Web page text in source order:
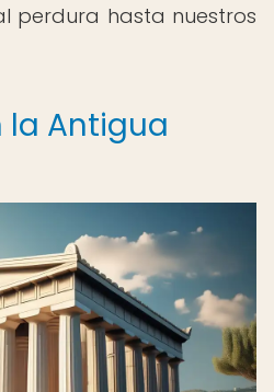
perdura hasta nuestros
la Antigua